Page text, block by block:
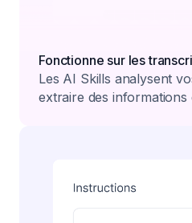
Fonctionne sur les
Les AI Skills analysent
extraire des informations